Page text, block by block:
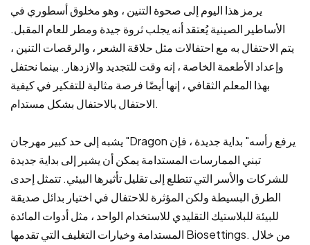
يرمز هذا اليوم إلى صحوة التنين ، وهو مخلوق أسطوري في
الأساطير الصينية يُعتقد أنه يجلب ثروة جيدة ومطر للعام المقبل.
يتم الاحتفال به مع احتفالات مثل حلاقة الشعر ، والرقصات التنين ،
وإعداد الأطعمة الخاصة ، إنه وقت للتجديد والازدهار. بينما نحتفل
بهذا المعلم الثقافي ، إنها أيضًا فرصة مثالية للتفكير في كيفية
الاحتفال بالاحتفال بشكل مستدام.
يشبه إلى حد كبير مهرجان "Dragon يرفع رأسه" بداية جديدة ، فإن
تبني الممارسات المستدامة يمكن أن يشير إلى بداية جديدة
للشركات والأسر التي تتطلع إلى تقليل تأثيرها البيئي. تتمثل إحدى
الطرق البسيطة ولكن المؤثرة للاحتفال في اختيار بدائل صديقة
للبيئة للبلاستيك التقليدي للاستخدام الواحد ، مثل أدوات المائدة
المستدامة وخيارات التغليف التي تقدمها Biosettings. من خلال